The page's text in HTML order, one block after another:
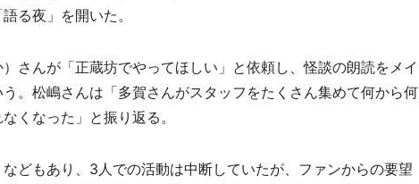
る夜」を開いた。
さんが「正蔵坊でやってほしい」と依頼し、怪談の朗読をメイ
。松嶋さんは「多賀さんがスタッフをたくさん集めて何から何
くなった」と振り返る。
どもあり、3人での活動は中断していたが、ファンからの要望